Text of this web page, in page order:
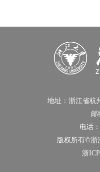
地址：浙江省杭
邮
电话
版权所有©浙
浙